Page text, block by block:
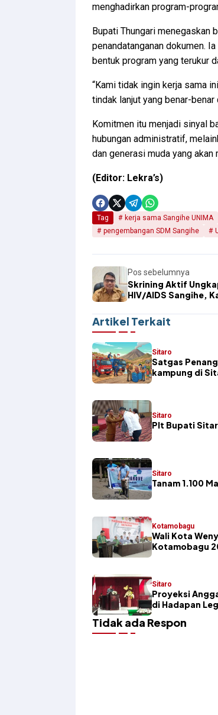
menghadirkan program-
Bupati Thungari menegaskan
penandatanganan dokumen.
bentuk program yang terukur
“Kami tidak ingin kerja sama
tindak lanjut yang benar-
Komitmen itu menjadi sinyal
hubungan administratif,
dan generasi muda yang
(Editor: Lekra’s)
Tag kerja sama Sangihe UNIMA
pengembangan SDM Sangihe
Pos sebelumnya
Skrining Aktif
HIV/AIDS Sangihe,
Artikel Terkait
Sitaro
Satgas
kampung di
Sitaro
​Plt Bupati
Sitaro
Tanam 1.100
Kotamobagu
Wali Kota
Kotamobagu
Sitaro
Proyeksi
di Hadapan
Tidak ada Respon